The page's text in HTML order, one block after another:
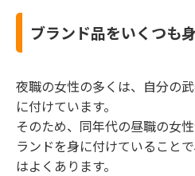
ブランド品をいくつも
夜職の女性の多くは、自分の
に付けています。
そのため、同年代の昼職の女
ランドを身に付けていること
はよくあります。